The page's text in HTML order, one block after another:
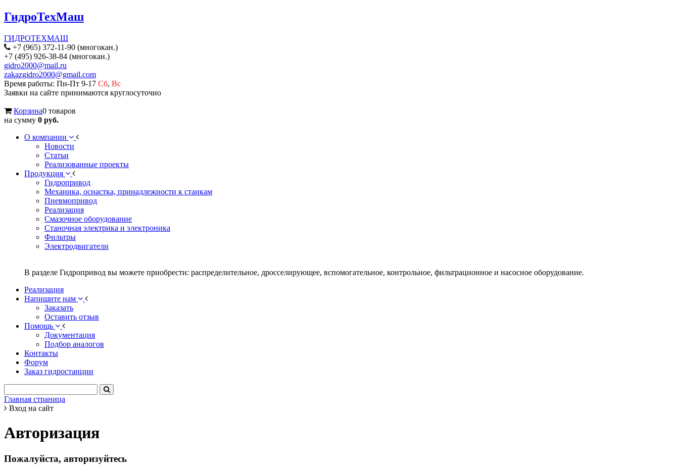
ГидроТехМаш
ГИДРОТЕХМАШ
+7 (965) 372-11-90 (многокан.)
+7 (495) 926-38-84 (многокан.)
gidro2000@mail.ru
zakazgidro2000@gmail.com
Время работы: Пн-Пт 9-17 Сб, Вс
Заявки на сайте принимаются круглосуточно
Корзина0 товаров
на сумму 0 руб.
О компании
Новости
Статьи
Реализованные проекты
Продукция
Гидропривод
Механика, оснастка, принадлежности к станкам
Пневмопривод
Реализация
Смазочное оборудование
Станочная электрика и электроника
Фильтры
Электродвигатели
В разделе Гидропривод вы можете приобрести: распределительное, дросселирующее, вспомогательное, контрольное, фильтрационное и насосное оборудование.
Реализация
Напишите нам
Заказать
Оставить отзыв
Помощь
Документация
Подбор аналогов
Контакты
Форум
Заказ гидростанции
Главная страница
Вход на сайт
Авторизация
Пожалуйста, авторизуйтесь